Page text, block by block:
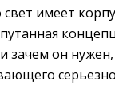
имеет
зачем он